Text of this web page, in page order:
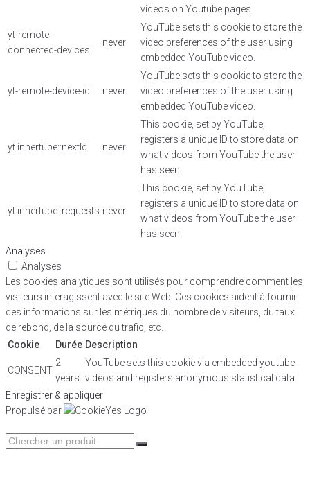
videos on Youtube pages.
yt-remote-
connected-devices
never
YouTube sets this cookie to store the
video preferences of the user using
embedded YouTube video.
yt-remote-device-id never
YouTube sets this cookie to store the
video preferences of the user using
embedded YouTube video.
yt.innertube::nextId never
This cookie, set by YouTube,
registers a unique ID to store data on
what videos from YouTube the user
has seen.
yt.innertube::requests never
This cookie, set by YouTube,
registers a unique ID to store data on
what videos from YouTube the user
has seen.
Analyses
Analyses
Les cookies analytiques sont utilisés pour comprendre comment les
visiteurs interagissent avec le site Web. Ces cookies aident à fournir
des informations sur les métriques du nombre de visiteurs, du taux
de rebond, de la source du trafic, etc.
Cookie
Durée Description
CONSENT
2
years
YouTube sets this cookie via embedded youtube-
videos and registers anonymous statistical data.
Enregistrer & appliquer
Propulsé par